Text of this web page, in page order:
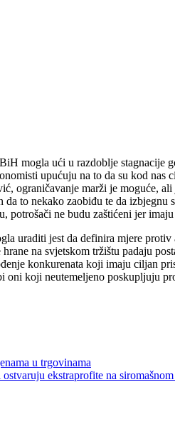
mogla ući u razdoblje
upućuju na to da su kod
ograničavanje marži je moguće,
to nekako zaobiđu te da
potrošači ne budu zaštićeni jer
uraditi jest da definira mjere
na svjetskom tržištu padaju
konkurenata koji imaju ciljan
koji neutemeljeno poskupljuju
u trgovinama
ekstraprofite na